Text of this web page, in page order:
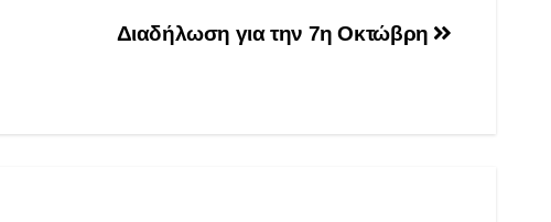
Διαδήλωση για την 7η Οκτώβρη